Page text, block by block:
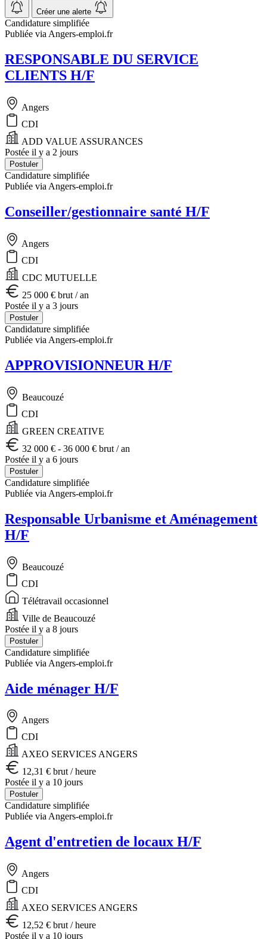
Créer une alerte
Candidature simplifiée
Publiée via Angers-emploi.fr
RESPONSABLE DU SERVICE
CLIENTS H/F
Angers
CDI
ADD VALUE ASSURANCES
Postée il y a 2 jours
Postuler
Candidature simplifiée
Publiée via Angers-emploi.fr
Conseiller/gestionnaire santé H/F
Angers
CDI
CDC MUTUELLE
25 000 € brut / an
Postée il y a 3 jours
Postuler
Candidature simplifiée
Publiée via Angers-emploi.fr
APPROVISIONNEUR H/F
Beaucouzé
CDI
GREEN CREATIVE
32 000 € - 36 000 € brut / an
Postée il y a 6 jours
Postuler
Candidature simplifiée
Publiée via Angers-emploi.fr
Responsable Urbanisme et Aménagement
H/F
Beaucouzé
CDI
Télétravail occasionnel
Ville de Beaucouzé
Postée il y a 8 jours
Postuler
Candidature simplifiée
Publiée via Angers-emploi.fr
Aide ménager H/F
Angers
CDI
AXEO SERVICES ANGERS
12,31 € brut / heure
Postée il y a 10 jours
Postuler
Candidature simplifiée
Publiée via Angers-emploi.fr
Agent d'entretien de locaux H/F
Angers
CDI
AXEO SERVICES ANGERS
12,52 € brut / heure
Postée il y a 10 jours